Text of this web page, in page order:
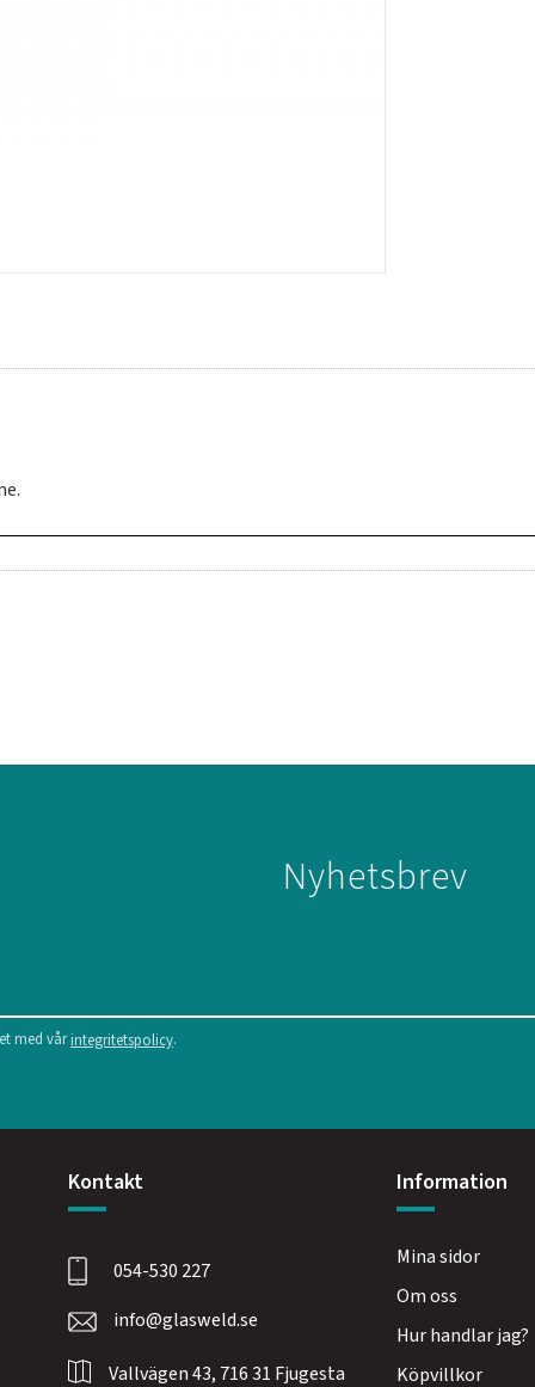
Nyhetsbrev
med vårintegritetspolicy.
Kontakt
054-530 227
info@glasweld.se
Vallvägen 43, 716 31 Fjugesta
Information
Mina sidor
Om oss
Hur handlar jag?
Köpvillkor